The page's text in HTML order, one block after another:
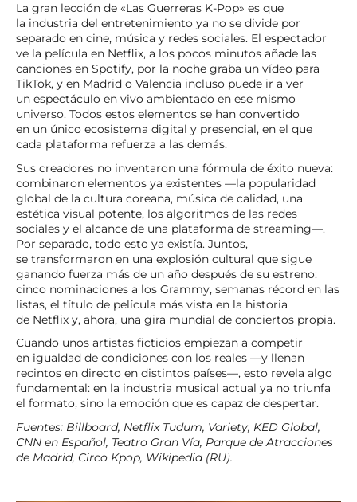
La gran lección de «Las Guerreras K-Pop» es que
la industria del entretenimiento ya no se divide por
separado en cine, música y redes sociales. El espectador
ve la película en Netflix, a los pocos minutos añade las
canciones en Spotify, por la noche graba un vídeo para
TikTok, y en Madrid o Valencia incluso puede ir a ver
un espectáculo en vivo ambientado en ese mismo
universo. Todos estos elementos se han convertido
en un único ecosistema digital y presencial, en el que
cada plataforma refuerza a las demás.
Sus creadores no inventaron una fórmula de éxito nueva:
combinaron elementos ya existentes —la popularidad
global de la cultura coreana, música de calidad, una
estética visual potente, los algoritmos de las redes
sociales y el alcance de una plataforma de streaming—.
Por separado, todo esto ya existía. Juntos,
se transformaron en una explosión cultural que sigue
ganando fuerza más de un año después de su estreno:
cinco nominaciones a los Grammy, semanas récord en las
listas, el título de película más vista en la historia
de Netflix y, ahora, una gira mundial de conciertos propia.
Cuando unos artistas ficticios empiezan a competir
en igualdad de condiciones con los reales —y llenan
recintos en directo en distintos países—, esto revela algo
fundamental: en la industria musical actual ya no triunfa
el formato, sino la emoción que es capaz de despertar.
Fuentes: Billboard, Netflix Tudum, Variety, KED Global,
CNN en Español, Teatro Gran Vía, Parque de Atracciones
de Madrid, Circo Kpop, Wikipedia (RU).